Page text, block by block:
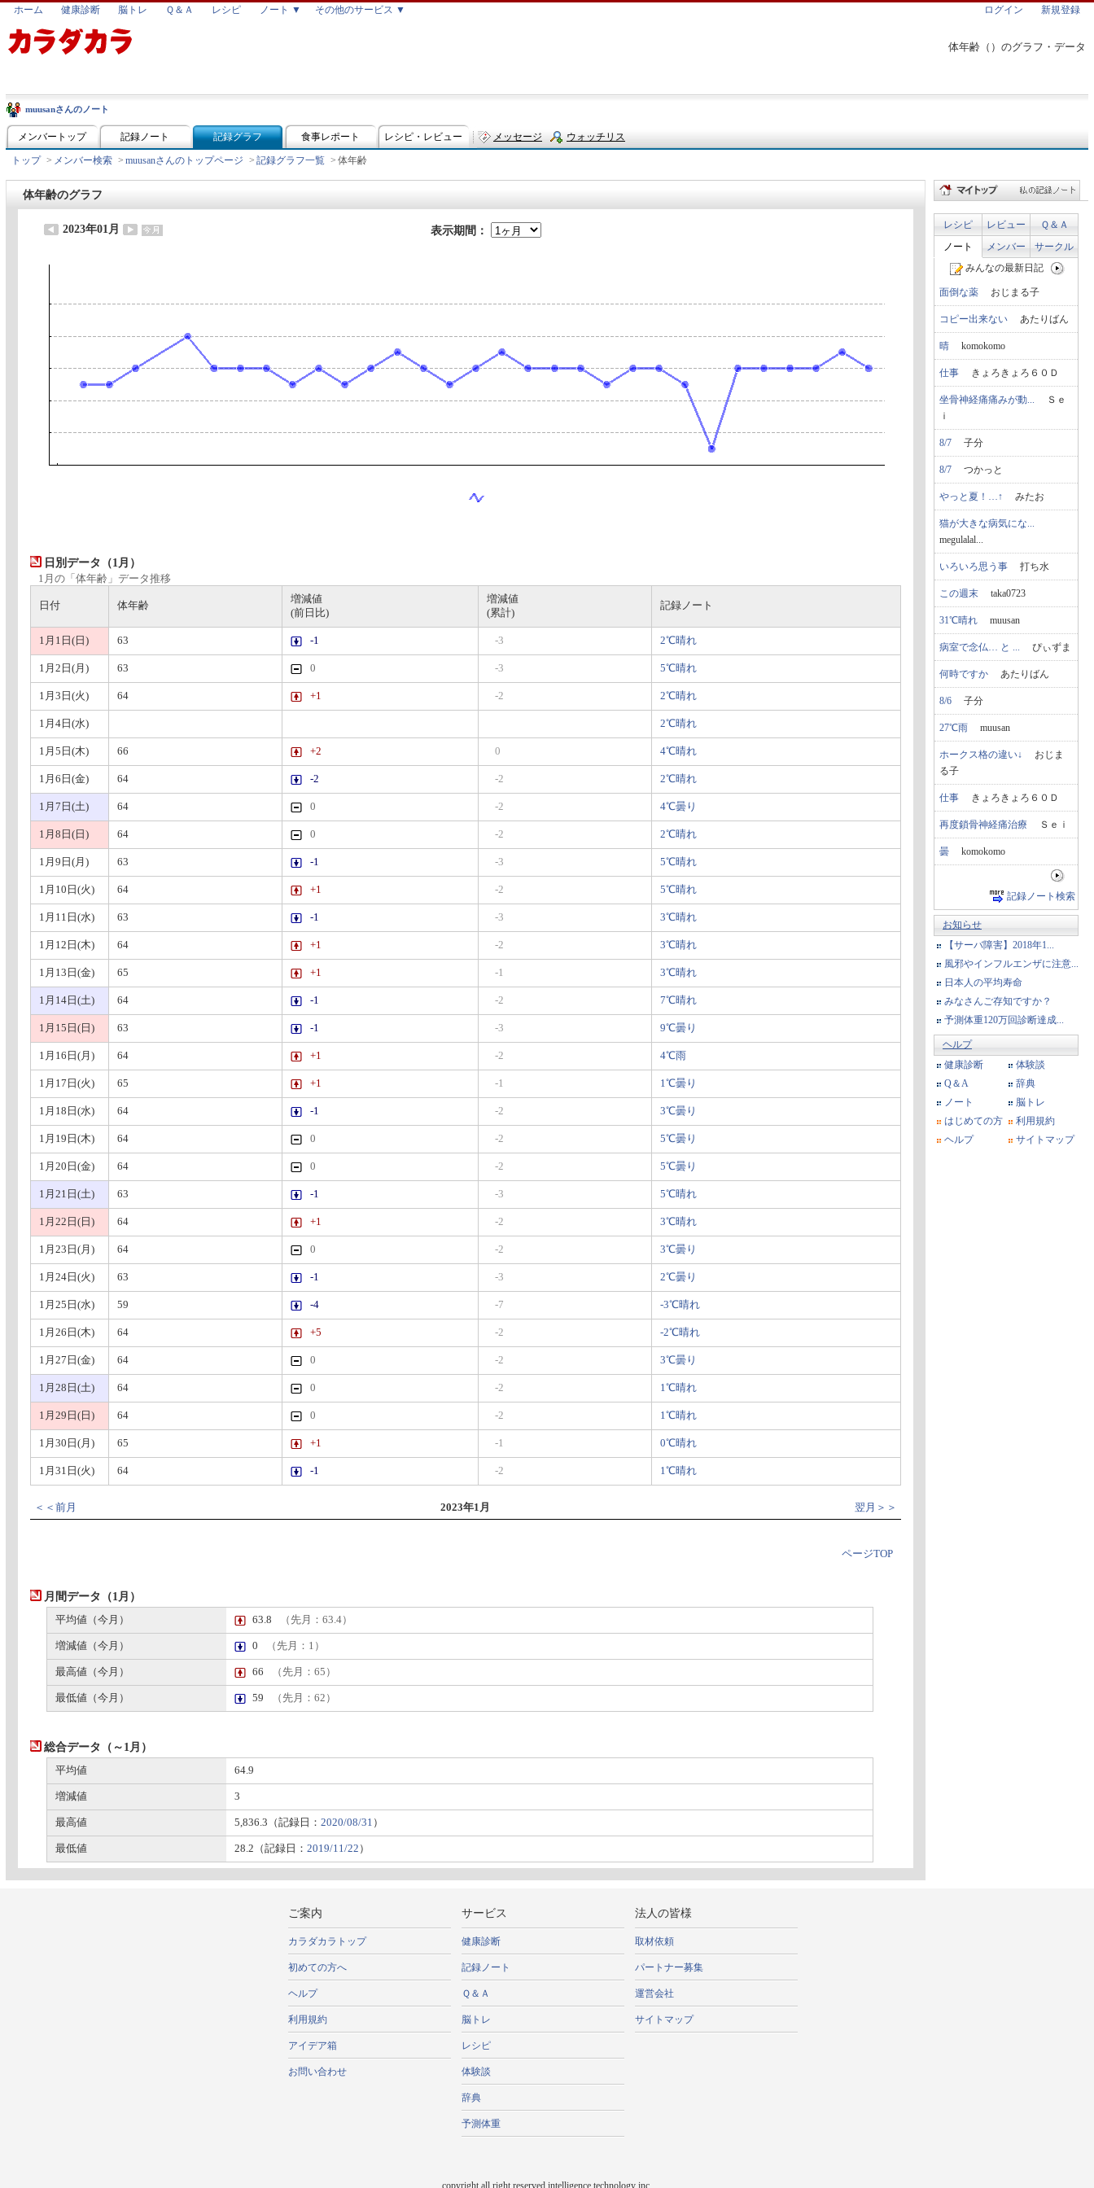
体年齢（）のグラフ・データ
ホーム 健康診断 脳トレ Ｑ＆Ａ レシピ ノート ▼ その他のサービス ▼ ログイン 新規登録
muusanさんのノート
メンバートップ 記録ノート 記録グラフ 食事レポート レシピ・レビュー メッセージ ウォッチリス
トップ > メンバー検索 > muusanさんのトップページ > 記録グラフ一覧 > 体年齢
体年齢のグラフ
2023年01月 表示期間：
日別データ（1月）
1月の「体年齢」データ推移
日付 体年齢
増減値
(前日比)
増減値
(累計)
記録ノート
1月1日(日) 63 -1 -3 2℃晴れ
1月2日(月) 63 0 -3 5℃晴れ
1月3日(火) 64 +1 -2 2℃晴れ
1月4日(水) 2℃晴れ
1月5日(木) 66 +2 0 4℃晴れ
1月6日(金) 64 -2 -2 2℃晴れ
1月7日(土) 64 0 -2 4℃曇り
1月8日(日) 64 0 -2 2℃晴れ
1月9日(月) 63 -1 -3 5℃晴れ
1月10日(火) 64 +1 -2 5℃晴れ
1月11日(水) 63 -1 -3 3℃晴れ
1月12日(木) 64 +1 -2 3℃晴れ
1月13日(金) 65 +1 -1 3℃晴れ
1月14日(土) 64 -1 -2 7℃晴れ
1月15日(日) 63 -1 -3 9℃曇り
1月16日(月) 64 +1 -2 4℃雨
1月17日(火) 65 +1 -1 1℃曇り
1月18日(水) 64 -1 -2 3℃曇り
1月19日(木) 64 0 -2 5℃曇り
1月20日(金) 64 0 -2 5℃曇り
1月21日(土) 63 -1 -3 5℃晴れ
1月22日(日) 64 +1 -2 3℃晴れ
1月23日(月) 64 0 -2 3℃曇り
1月24日(火) 63 -1 -3 2℃曇り
1月25日(水) 59 -4 -7 -3℃晴れ
1月26日(木) 64 +5 -2 -2℃晴れ
1月27日(金) 64 0 -2 3℃曇り
1月28日(土) 64 0 -2 1℃晴れ
1月29日(日) 64 0 -2 1℃晴れ
1月30日(月) 65 +1 -1 0℃晴れ
1月31日(火) 64 -1 -2 1℃晴れ
＜＜前月 2023年1月 翌月＞＞
ページTOP
月間データ（1月）
平均値（今月） 63.8 （先月：63.4）
増減値（今月） 0 （先月：1）
最高値（今月） 66 （先月：65）
最低値（今月） 59 （先月：62）
総合データ（～1月）
平均値 64.9
増減値 3
最高値 5,836.3（記録日： 2020/08/31 ）
最低値 28.2（記録日： 2019/11/22 ）
レシピ レビュー
Ｑ＆Ａ
ノート
メンバー
サークル
みんなの最新日記
面倒な薬 おじまる子
コピー出来ない あたりばん
晴 komokomo
仕事 きょろきょろ６０Ｄ
坐骨神経痛痛みが動... Ｓｅ
ｉ
8/7 子分
8/7 つかっと
やっと夏！…↑ みたお
猫が大きな病気にな...
megulalal...
いろいろ思う事 打ち水
この週末 taka0723
31℃晴れ muusan
病室で念仏… と ... ぴぃずま
何時ですか あたりばん
8/6 子分
27℃雨 muusan
ホークス格の違い↓ おじま
る子
仕事 きょろきょろ６０Ｄ
再度鎖骨神経痛治療 Ｓｅｉ
曇 komokomo
記録ノート検索
お知らせ
【サーバ障害】2018年1...
風邪やインフルエンザに注意...
日本人の平均寿命
みなさんご存知ですか？
予測体重120万回診断達成...
ヘルプ
健康診断
体験談
Q＆A
辞典
ノート
脳トレ
はじめての方
利用規約
ヘルプ
サイトマップ
ご案内
カラダカラトップ
初めての方へ
ヘルプ
利用規約
アイデア箱
お問い合わせ
サービス
健康診断
記録ノート
Ｑ＆Ａ
脳トレ
レシピ
体験談
辞典
予測体重
法人の皆様
取材依頼
パートナー募集
運営会社
サイトマップ
copyright all right reserved intelligence technology inc,